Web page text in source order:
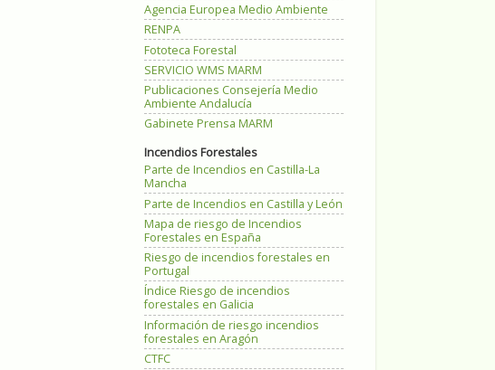
Agencia Europea Medio Ambiente
RENPA
Fototeca Forestal
SERVICIO WMS MARM
Publicaciones Consejería Medio
Ambiente Andalucía
Gabinete Prensa MARM
Incendios Forestales
Parte de Incendios en Castilla-La
Mancha
Parte de Incendios en Castilla y León
Mapa de riesgo de Incendios
Forestales en España
Riesgo de incendios forestales en
Portugal
Índice Riesgo de incendios
forestales en Galicia
Información de riesgo incendios
forestales en Aragón
CTFC